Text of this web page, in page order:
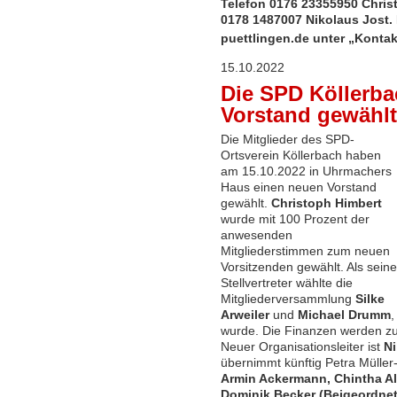
Telefon 0176 23355950
0178 1487007 Nikolaus
puettlingen.de unter
15.10.2022
Die SPD
Vorstand
Die Mitglieder des SPD-
Ortsverein Köllerbach haben
am 15.10.2022 in Uhrmachers
Haus einen neuen Vorstand
gewählt. Christoph Himbert
wurde mit 100 Prozent der
anwesenden
Mitgliederstimmen zum neuen
Vorsitzenden gewählt. Als seine
Stellvertreter wählte die
Mitgliederversammlung Silke
Arweilerund Michael Drumm
wurde. Die Finanzen werden
Neuer Organisationsleiter ist
übernimmt künftig Petra
Armin Ackermann, Chintha